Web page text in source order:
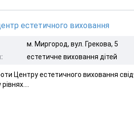
естетичного виховання
м. Миргород, вул. Грекова, 5
естетичне виховання дітей
Центру естетичного виховання